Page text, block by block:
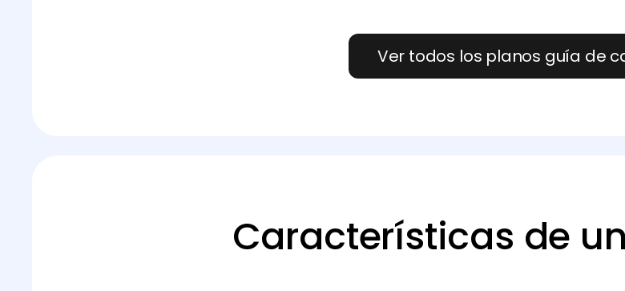
Ver todos los planos guía de
Características de